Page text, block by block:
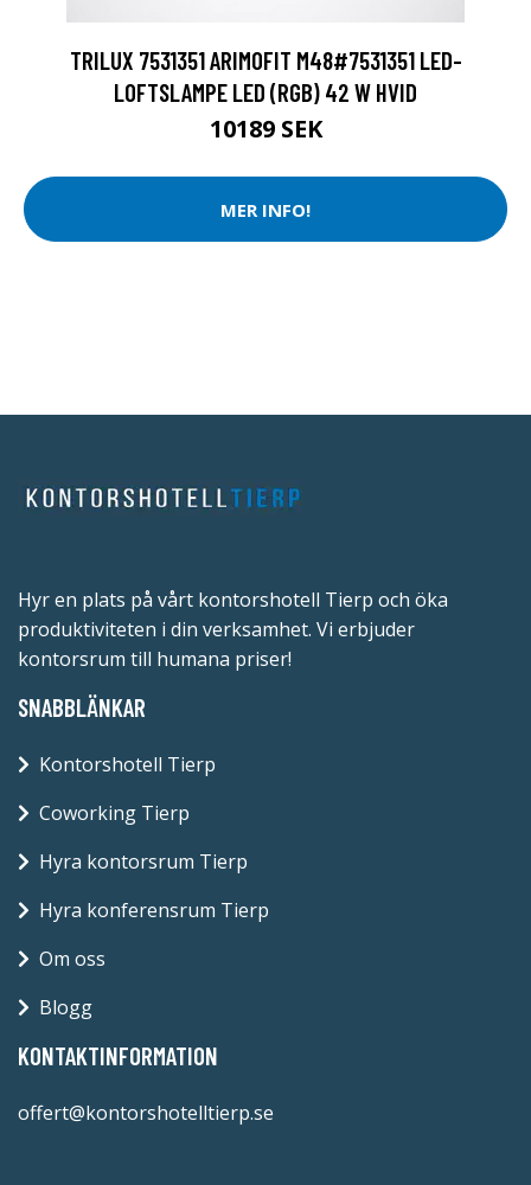
TRILUX 7531351 ARIMOFIT M48#7531351 LED-
LOFTSLAMPE LED (RGB) 42 W HVID
10189 SEK
MER INFO!
Hyr en plats på vårt kontorshotell Tierp och öka
produktiviteten i din verksamhet. Vi erbjuder
kontorsrum till humana priser!
SNABBLÄNKAR
Kontorshotell Tierp
Coworking Tierp
Hyra kontorsrum Tierp
Hyra konferensrum Tierp
Om oss
Blogg
KONTAKTINFORMATION
offert@kontorshotelltierp.se